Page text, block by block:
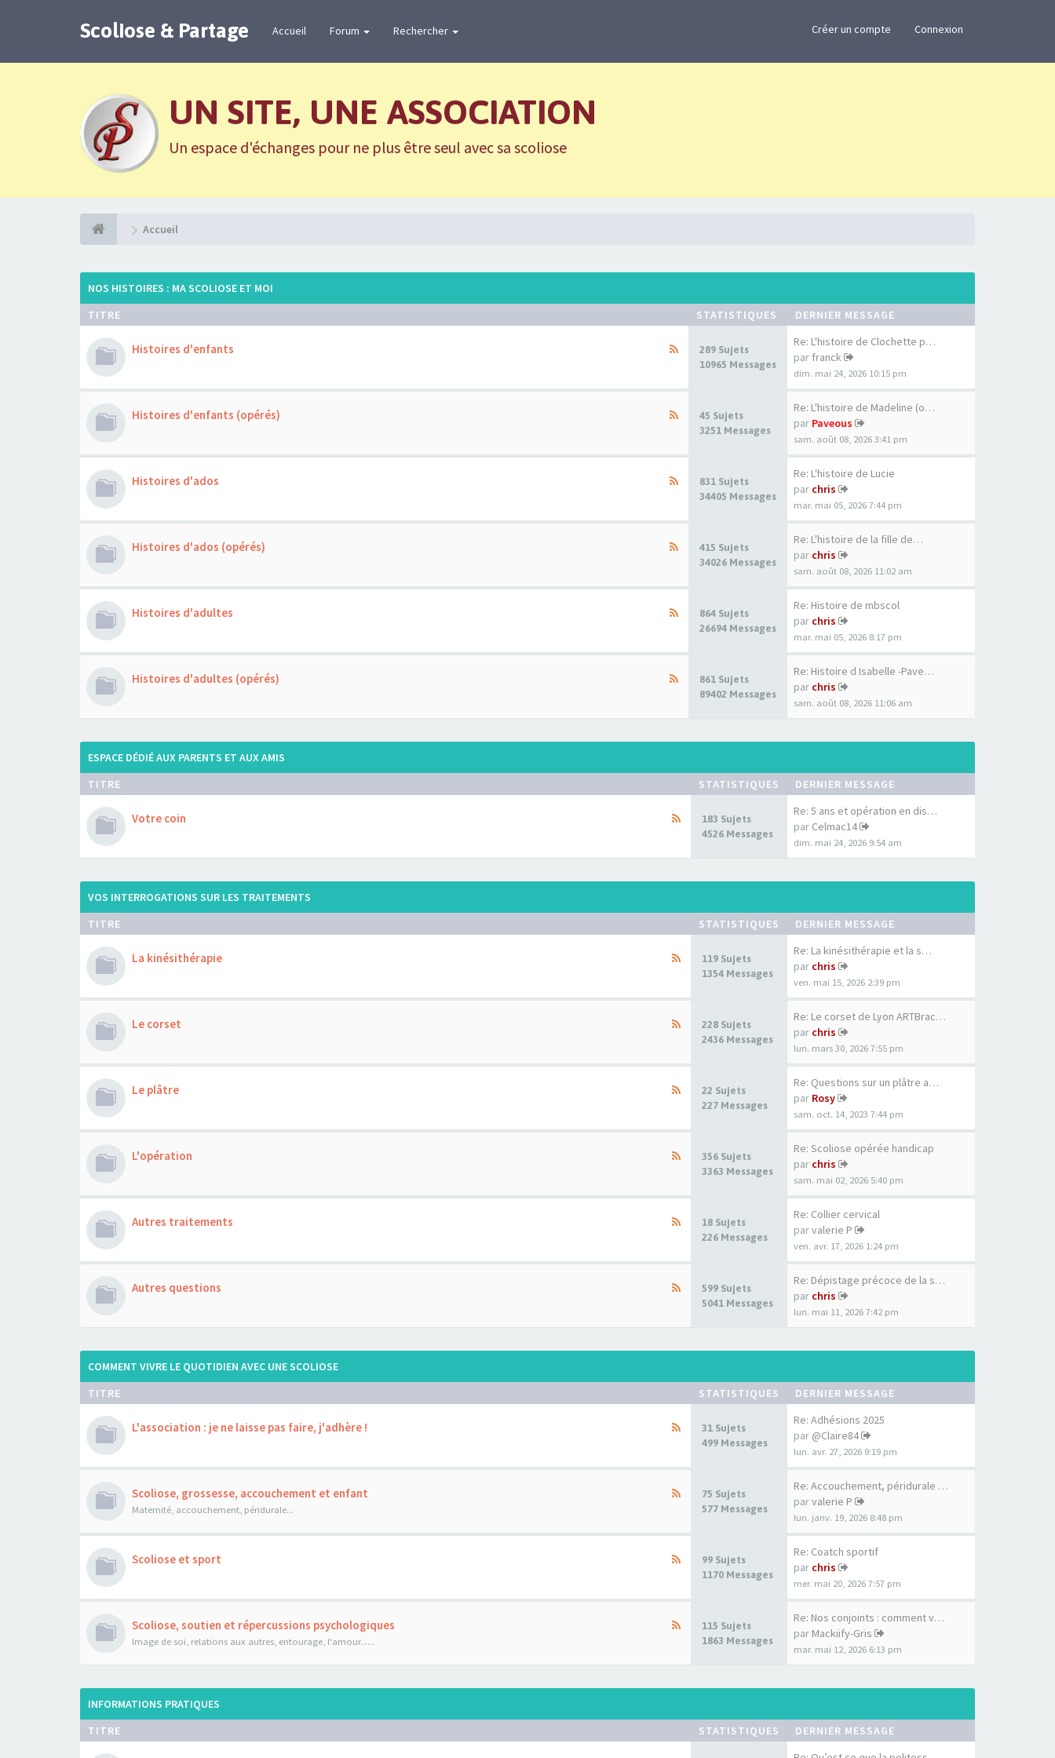
Scoliose & Partage Accueil Forum Rechercher Créer un compte Connexion
UN SITE, UNE ASSOCIATION
Un espace d'échanges pour ne plus être seul avec sa scoliose
Accueil
NOS HISTOIRES : MA SCOLIOSE ET MOI
TITRE
STATISTIQUES DERNIER MESSAGE
Histoires d'enfants
289 Sujets
10965 Messages
Re: L'histoire de Clochette p…
par franck
dim. mai 24, 2026 10:15 pm
Histoires d'enfants (opérés)
45 Sujets
3251 Messages
Re: L'histoire de Madeline (o…
par Paveous
sam. août 08, 2026 3:41 pm
Histoires d'ados
831 Sujets
34405 Messages
Re: L'histoire de Lucie
par chris
mar. mai 05, 2026 7:44 pm
Histoires d'ados (opérés)
415 Sujets
34026 Messages
Re: L'histoire de la fille de…
par chris
sam. août 08, 2026 11:02 am
Histoires d'adultes
864 Sujets
26694 Messages
Re: Histoire de mbscol
par chris
mar. mai 05, 2026 8:17 pm
Histoires d'adultes (opérés)
861 Sujets
89402 Messages
Re: Histoire d Isabelle -Pave…
par chris
sam. août 08, 2026 11:06 am
ESPACE DÉDIÉ AUX PARENTS ET AUX AMIS
TITRE
STATISTIQUES DERNIER MESSAGE
Votre coin
183 Sujets
4526 Messages
Re: 5 ans et opération en dis…
par Celmac14
dim. mai 24, 2026 9:54 am
VOS INTERROGATIONS SUR LES TRAITEMENTS
TITRE
STATISTIQUES DERNIER MESSAGE
La kinésithérapie
119 Sujets
1354 Messages
Re: La kinésithérapie et la s…
par chris
ven. mai 15, 2026 2:39 pm
Le corset
228 Sujets
2436 Messages
Re: Le corset de Lyon ARTBrac…
par chris
lun. mars 30, 2026 7:55 pm
Le plâtre
22 Sujets
227 Messages
Re: Questions sur un plâtre a…
par Rosy
sam. oct. 14, 2023 7:44 pm
L'opération
356 Sujets
3363 Messages
Re: Scoliose opérée handicap
par chris
sam. mai 02, 2026 5:40 pm
Autres traitements
18 Sujets
226 Messages
Re: Collier cervical
parvalerie P
ven. avr. 17, 2026 1:24 pm
Autres questions
599 Sujets
5041 Messages
Re: Dépistage précoce de la s…
par chris
lun. mai 11, 2026 7:42 pm
COMMENT VIVRE LE QUOTIDIEN AVEC UNE SCOLIOSE
TITRE
STATISTIQUES DERNIER MESSAGE
L'association : je ne laisse pas faire, j'adhère !
31 Sujets
499 Messages
Re: Adhésions 2025
par @Claire84
lun. avr. 27, 2026 9:19 pm
Scoliose, grossesse, accouchement et enfant
Maternité, accouchement, péridurale...
75 Sujets
577 Messages
Re: Accouchement, péridurale …
parvalerie P
lun. janv. 19, 2026 8:48 pm
Scoliose et sport
99 Sujets
1170 Messages
Re: Coatch sportif
par chris
mer. mai 20, 2026 7:57 pm
Scoliose, soutien et répercussions psychologiques
Image de soi, relations aux autres, entourage, l'amour......
115 Sujets
1863 Messages
Re: Nos conjoints : comment v…
par Mackiify-Gris
mar. mai 12, 2026 6:13 pm
INFORMATIONS PRATIQUES
TITRE
STATISTIQUES DERNIER MESSAGE